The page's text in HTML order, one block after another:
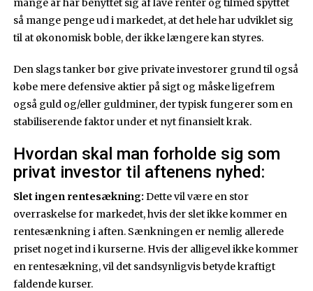
mange år har benyttet sig af lave renter og tilmed spyttet
så mange penge ud i markedet, at det hele har udviklet sig
til at økonomisk boble, der ikke længere kan styres.
Den slags tanker bør give private investorer grund til også
købe mere defensive aktier på sigt og måske ligefrem
også guld og/eller guldminer, der typisk fungerer som en
stabiliserende faktor under et nyt finansielt krak.
Hvordan skal man forholde sig som
privat investor til aftenens nyhed:
Slet ingen rentesækning: Dette vil være en stor
overraskelse for markedet, hvis der slet ikke kommer en
rentesænkning i aften. Sænkningen er nemlig allerede
priset noget ind i kurserne. Hvis der alligevel ikke kommer
en rentesækning, vil det sandsynligvis betyde kraftigt
faldende kurser.